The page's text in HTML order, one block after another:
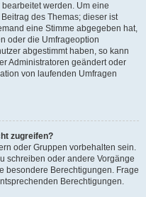
werden. Um eine
des Themas; dieser ist
eine Stimme abgegeben hat,
oder die Umfrageoption
abgestimmt haben, so kann
Administratoren geändert oder
von laufenden Umfragen
zugreifen?
oder Gruppen vorbehalten sein.
schreiben oder andere Vorgänge
besondere Berechtigungen. Frage
Berechtigungen.